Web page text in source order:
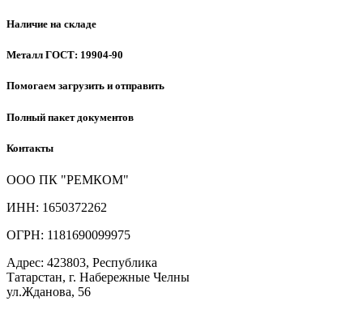
Наличие на складе
Металл ГОСТ: 19904-90
Помогаем загрузить и отправить
Полный пакет документов
Контакты
ООО ПК "РЕМКОМ"
ИНН: 1650372262
ОГРН: 1181690099975
Адрес: 423803, Республика
Татарстан, г. Набережные Челны
ул.Жданова, 56